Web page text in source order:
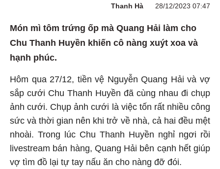
Thanh Hà 28/12/2023 07:47
Món mì tôm trứng ốp mà Quang Hải làm cho
Chu Thanh Huyền khiến cô nàng xuýt xoa và
hạnh phúc.
Hôm qua 27/12, tiền vệ Nguyễn Quang Hải và vợ
sắp cưới Chu Thanh Huyền đã cùng nhau đi chụp
ảnh cưới. Chụp ảnh cưới là việc tốn rất nhiều công
sức và thời gian nên khi trở về nhà, cả hai đều mệt
nhoài. Trong lúc Chu Thanh Huyền nghỉ ngơi rồi
livestream bán hàng, Quang Hải bên cạnh hết giúp
vợ tìm đồ lại tự tay nấu ăn cho nàng đỡ đói.